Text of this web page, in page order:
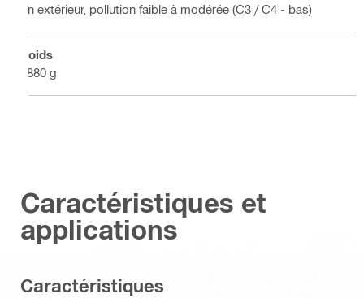
En extérieur, pollution faible à modérée (C3 / C4 - bas)
Poids
8880 g
Caractéristiques et
applications
Caractéristiques